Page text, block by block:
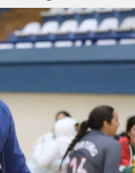
آراء حرة
ركن الألعاب